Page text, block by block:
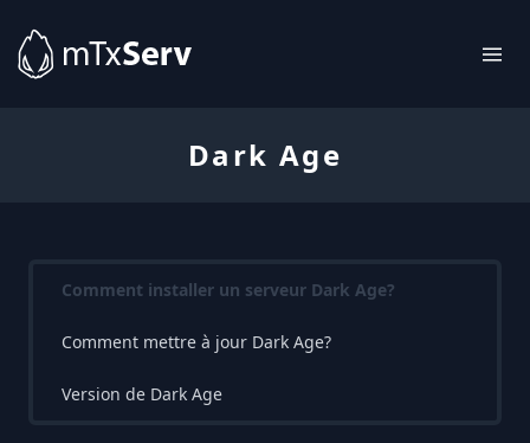
Dark Age
Comment installer un serveur Dark Age?
Comment mettre à jour Dark Age?
Version de Dark Age